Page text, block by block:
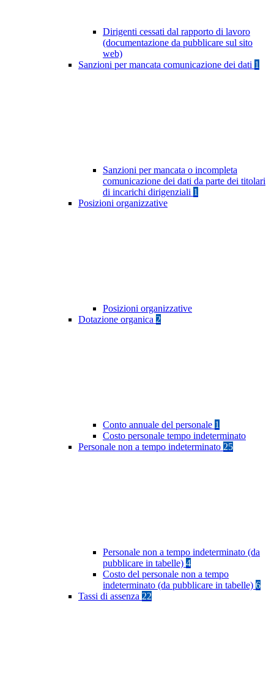
Dirigenti cessati dal rapporto di lavoro
(documentazione da pubblicare sul sito
web)
Sanzioni per mancata comunicazione dei dati 1
Sanzioni per mancata o incompleta
comunicazione dei dati da parte dei titolari
di incarichi dirigenziali 1
Posizioni organizzative
Posizioni organizzative
Dotazione organica 2
Conto annuale del personale 1
Costo personale tempo indeterminato
Personale non a tempo indeterminato 25
Personale non a tempo indeterminato (da
pubblicare in tabelle) 4
Costo del personale non a tempo
indeterminato (da pubblicare in tabelle) 6
Tassi di assenza 22